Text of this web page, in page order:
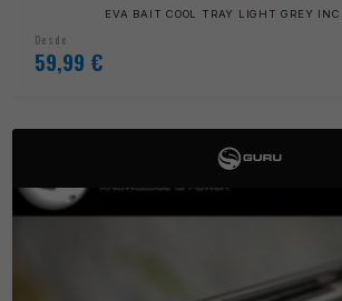
EVA BAIT COOL TRAY LIGHT GREY
Desde
59,99 €